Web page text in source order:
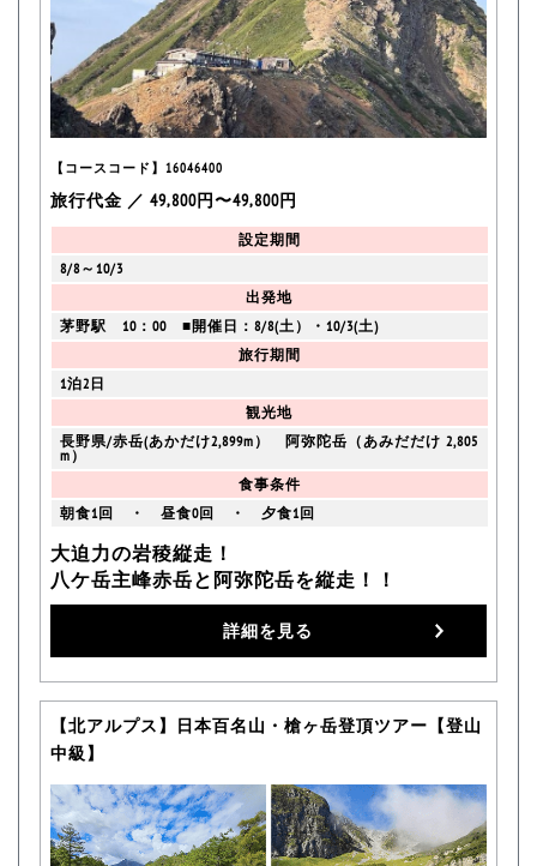
【コースコード】16046400
旅行代金 ／ 49,800円〜49,800円
設定期間
8/8～10/3
出発地
茅野駅 10：00 ■開催日：8/8(土）・10/3(土)
旅行期間
1泊2日
観光地
長野県/赤岳(あかだけ2,899m） 阿弥陀岳（あみだだけ 2,805
m）
食事条件
朝食1回 ・ 昼食0回 ・ 夕食1回
大迫力の岩稜縦走！
八ケ岳主峰赤岳と阿弥陀岳を縦走！！
詳細を見る
【北アルプス】日本百名山・槍ヶ岳登頂ツアー【登山
中級】